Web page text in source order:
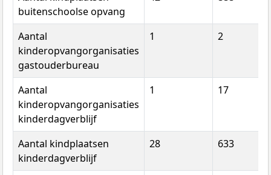
buitenschoolse opvang
Aantal
kinderopvangorganisaties
gastouderbureau
1 2
Aantal
kinderopvangorganisaties
kinderdagverblijf
1 17
Aantal kindplaatsen
kinderdagverblijf
28 633